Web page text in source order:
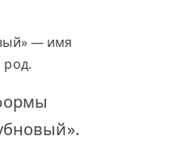
— имя
род.